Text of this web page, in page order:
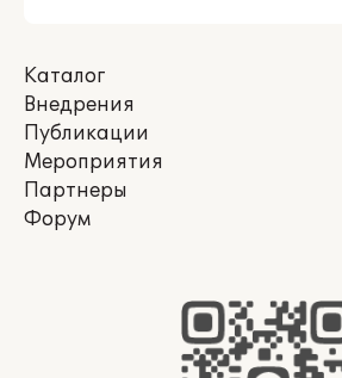
Каталог
Внедрения
Публикации
Мероприятия
Партнеры
Форум